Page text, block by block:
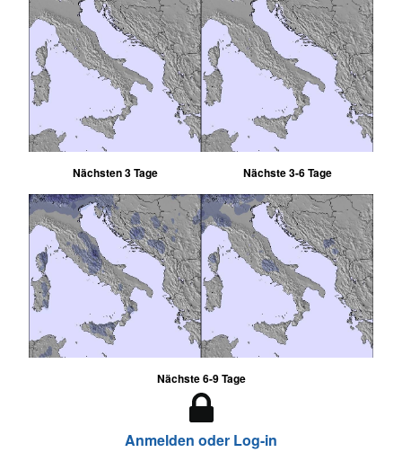
Nächsten 3 Tage Nächste 3-6 Tage
Nächste 6-9 Tage
Anmelden oder Log-in